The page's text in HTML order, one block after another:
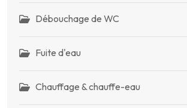
Débouchage de WC
Fuite d'eau
Chauffage & chauffe-eau